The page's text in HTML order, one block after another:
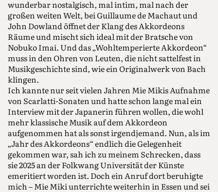
wunderbar nostalgisch, mal intim, mal nach der
großen weiten Welt, bei Guillaume de Machaut und
John Dowland öffnet der Klang des Akkordeons
Räume und mischt sich ideal mit der Bratsche von
Nobuko Imai. Und das „Wohltemperierte Akkordeon“
muss in den Ohren von Leuten, die nicht sattelfest in
Musikgeschichte sind, wie ein Originalwerk von Bach
klingen.
Ich kannte nur seit vielen Jahren Mie Mikis Aufnahme
von Scarlatti-Sonaten und hatte schon lange mal ein
Interview mit der Japanerin führen wollen, die wohl
mehr klassische Musik auf dem Akkordeon
aufgenommen hat als sonst irgendjemand. Nun, als im
„Jahr des Akkordeons“ endlich die Gelegenheit
gekommen war, sah ich zu meinem Schrecken, dass
sie 2025 an der Folkwang Universität der Künste
emeritiert worden ist. Doch ein Anruf dort beruhigte
mich – Mie Miki unterrichte weiterhin in Essen und sei